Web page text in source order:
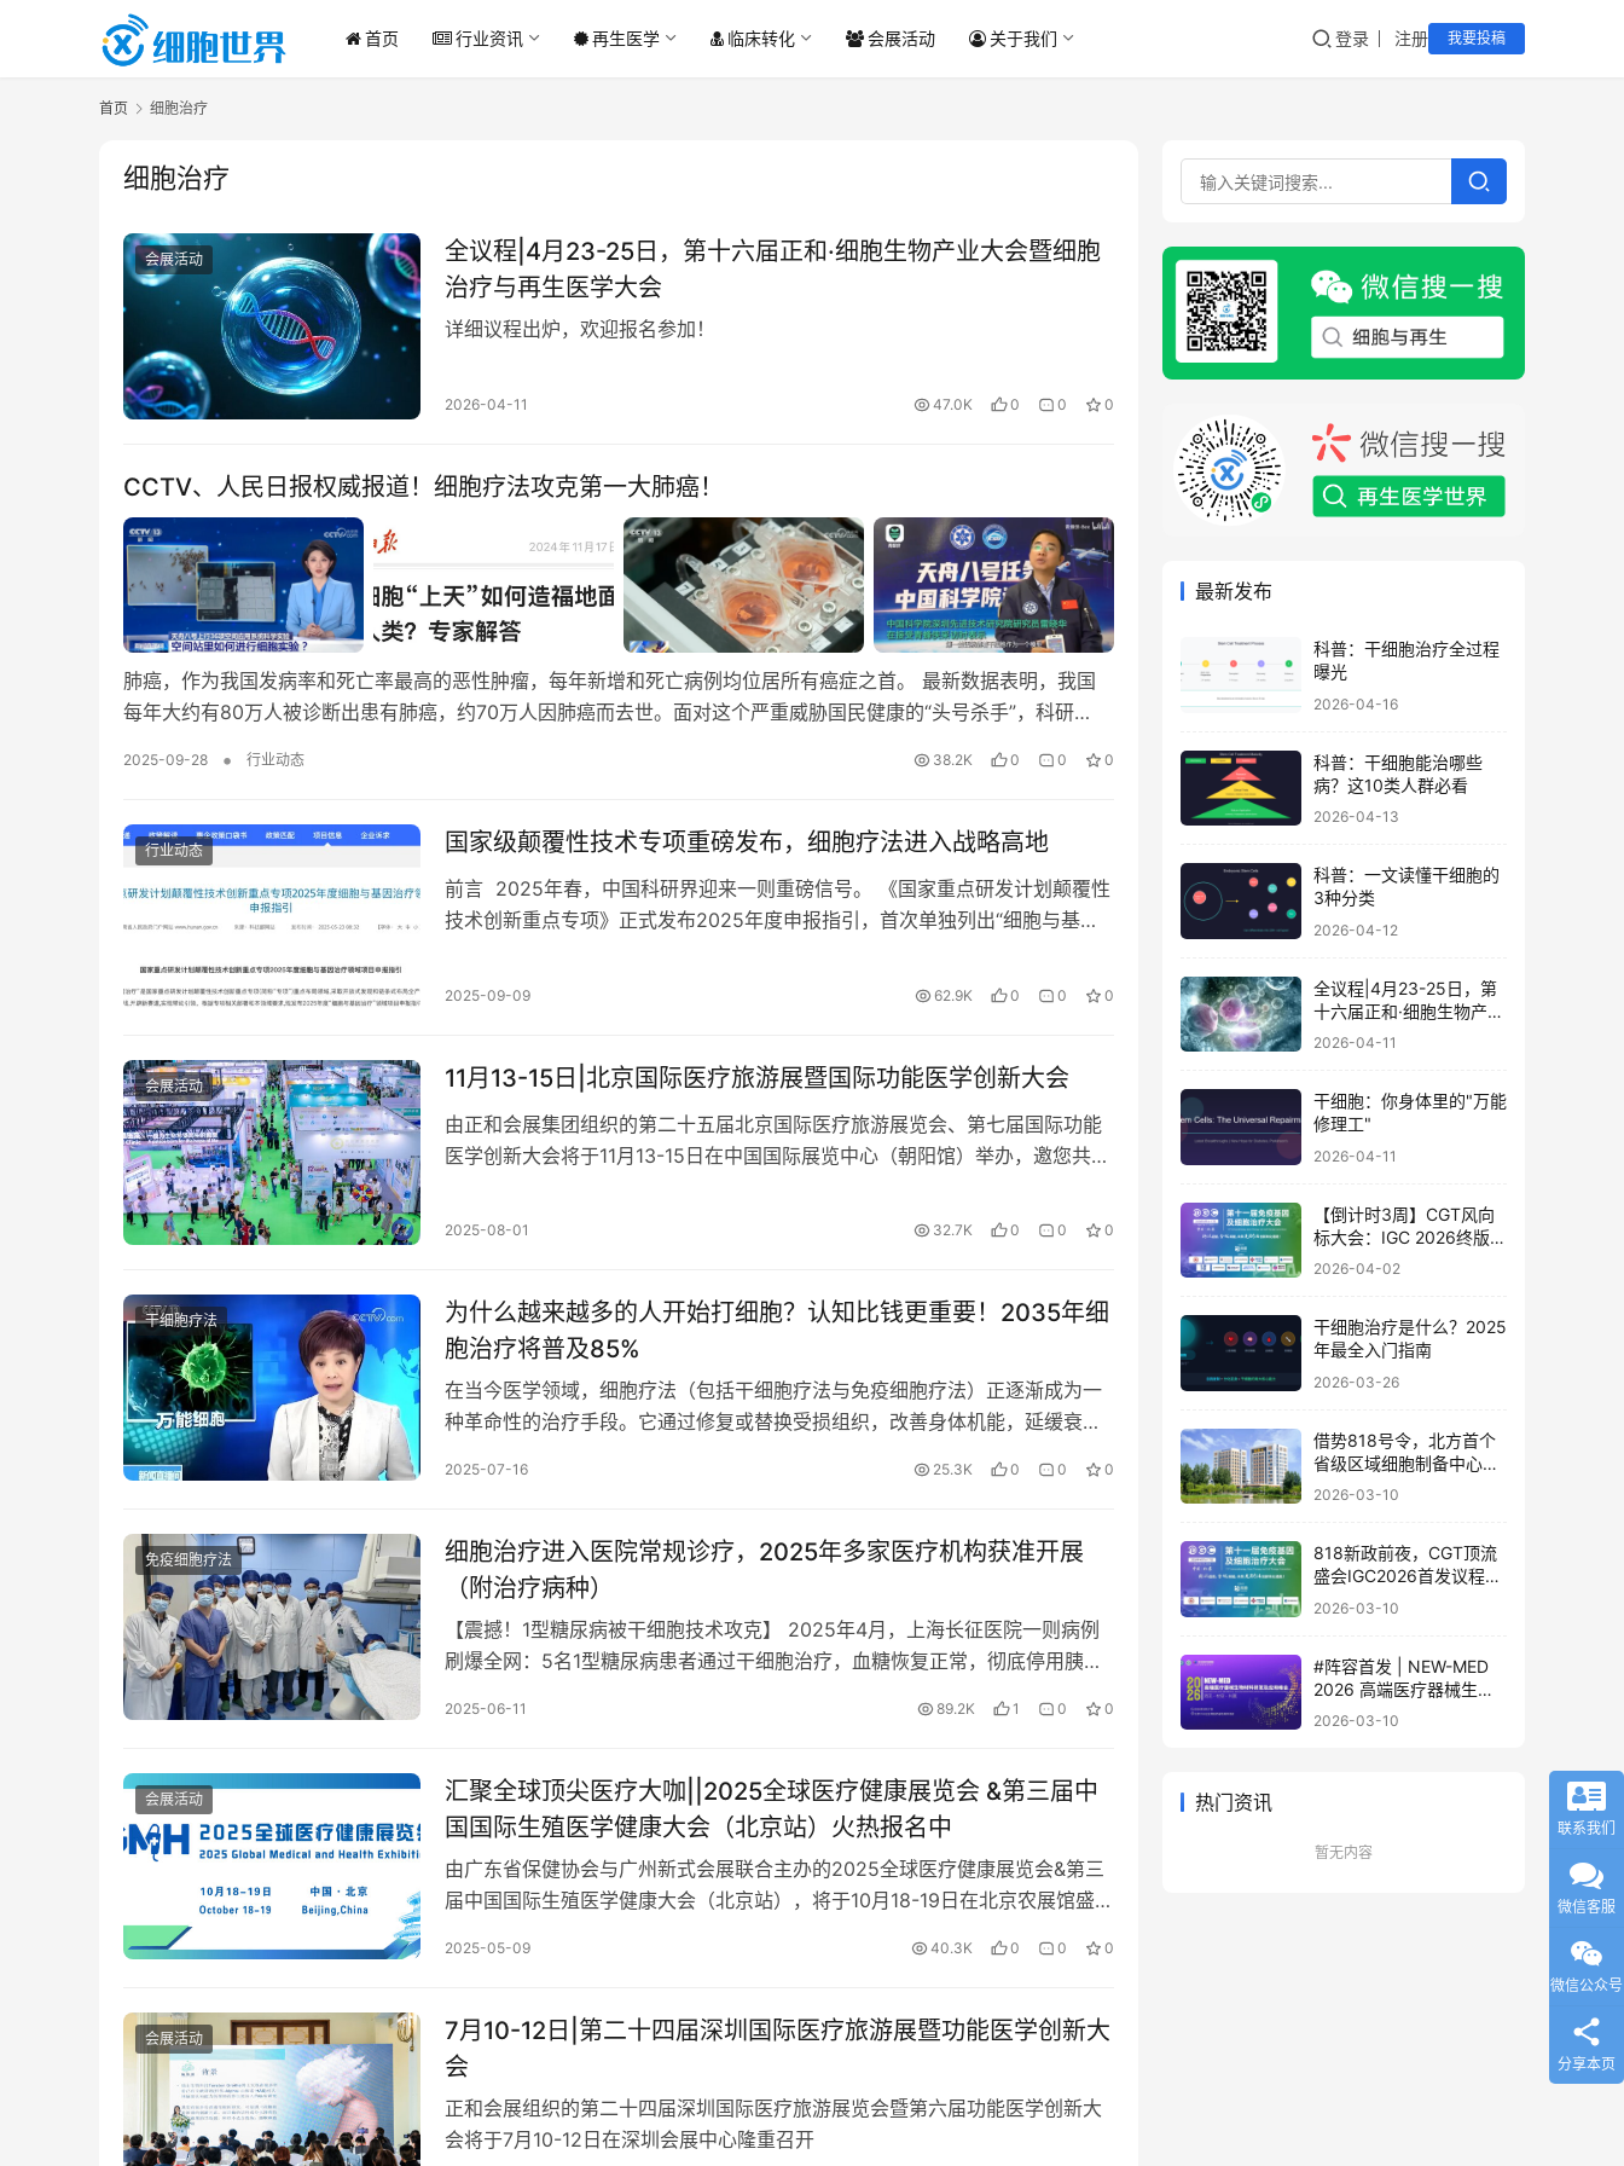
首页 行业资讯 再生医学 临床转化 会展活动 关于我们 登录 注册 我要投稿
首页 细胞治疗
细胞治疗
会展活动
全议程|4月23-25日，第十六届正和·细胞生物产业大会暨细胞
治疗与再生医学大会
详细议程出炉，欢迎报名参加！
2026-04-11 47.0K 0 0 0
CCTV、人民日报权威报道！细胞疗法攻克第一大肺癌！
肺癌，作为我国发病率和死亡率最高的恶性肿瘤，每年新增和死亡病例均位居所有癌症之首。 最新数据表明，我国
每年大约有80万人被诊断出患有肺癌，约70万人因肺癌而去世。面对这个严重威胁国民健康的“头号杀手”，科研…
2025-09-28 • 行业动态 38.2K 0 0 0
行业动态 国家级颠覆性技术专项重磅发布，细胞疗法进入战略高地
前言 2025年春，中国科研界迎来一则重磅信号。 《国家重点研发计划颠覆性
技术创新重点专项》正式发布2025年度申报指引，首次单独列出“细胞与基因
2025-09-09 62.9K 0 0 0
会展活动 11月13-15日|北京国际医疗旅游展暨国际功能医学创新大会
由正和会展集团组织的第二十五届北京国际医疗旅游展览会、第七届国际功能
医学创新大会将于11月13-15日在中国国际展览中心（朝阳馆）举办，邀您共赴
2025-08-01 32.7K 0 0 0
干细胞疗法
为什么越来越多的人开始打细胞？认知比钱更重要！2035年细
胞治疗将普及85%
在当今医学领域，细胞疗法（包括干细胞疗法与免疫细胞疗法）正逐渐成为一
种革命性的治疗手段。它通过修复或替换受损组织，改善身体机能，延缓衰老
2025-07-16 25.3K 0 0 0
免疫细胞疗法
细胞治疗进入医院常规诊疗，2025年多家医疗机构获准开展
（附治疗病种）
【震撼！1型糖尿病被干细胞技术攻克】 2025年4月，上海长征医院一则病例
刷爆全网：5名1型糖尿病患者通过干细胞治疗，血糖恢复正常，彻底停用胰岛
2025-06-11 89.2K 1 0 0
会展活动
汇聚全球顶尖医疗大咖||2025全球医疗健康展览会 &第三届中
国国际生殖医学健康大会（北京站）火热报名中
由广东省保健协会与广州新式会展联合主办的2025全球医疗健康展览会&第三
届中国国际生殖医学健康大会（北京站），将于10月18-19日在北京农展馆盛大
治疗技术、辅助生殖、跨境医疗与全球健康管理，汇聚全球顶尖医疗机构及专
2025-05-09 40.3K 0 0 0
会展活动
7月10-12日|第二十四届深圳国际医疗旅游展暨功能医学创新大
会
正和会展组织的第二十四届深圳国际医疗旅游展览会暨第六届功能医学创新大
会将于7月10-12日在深圳会展中心隆重召开
最新发布
科普：干细胞治疗全过程
曝光
2026-04-16
科普：干细胞能治哪些
病？这10类人群必看
2026-04-13
科普：一文读懂干细胞的
3种分类
2026-04-12
全议程|4月23-25日，第
十六届正和·细胞生物产业
大会暨细胞治疗与再生医
2026-04-11
干细胞：你身体里的"万能
修理工"
2026-04-11
【倒计时3周】CGT风向
标大会：IGC 2026终版议
程公布！合规与创新如何
2026-04-02
干细胞治疗是什么？2025
年最全入门指南
2026-03-26
借势818号令，北方首个
省级区域细胞制备中心落
地
2026-03-10
818新政前夜，CGT顶流
盛会IGC2026首发议程公
布！体内细胞/基因治疗/
决策者4月齐聚北京
2026-03-10
#阵容首发 | NEW-MED
2026 高端医疗器械生物
材料研发及应用峰会 北京
2026-03-10
热门资讯
暂无内容
联系我们
微信客服
微信公众号
分享本页